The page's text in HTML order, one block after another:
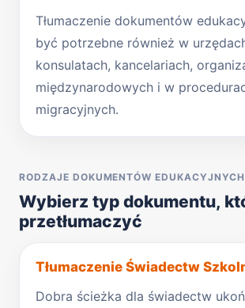
Tłumaczenie dokumentów
być potrzebne również w
konsulatach, kancelariach,
międzynarodowych i w
migracyjnych.
RODZAJE DOKUMENTÓW EDUKACYJNYCH
Wybierz typ dokumentu,
przetłumaczyć
Tłumaczenie Świadectw
Dobra ścieżka dla świadectw